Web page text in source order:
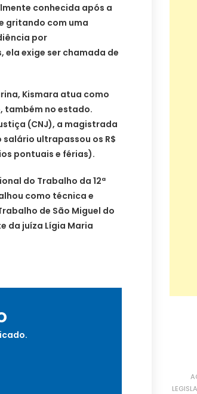
conhecida após a
gritando com uma
por
exige ser chamada de
Kismara atua como
também no estado.
(CNJ), a magistrada
salário ultrapassou os R$
pontuais e férias).
do Trabalho da 12ª
como técnica e
de São Miguel do
da juíza Lígia Maria